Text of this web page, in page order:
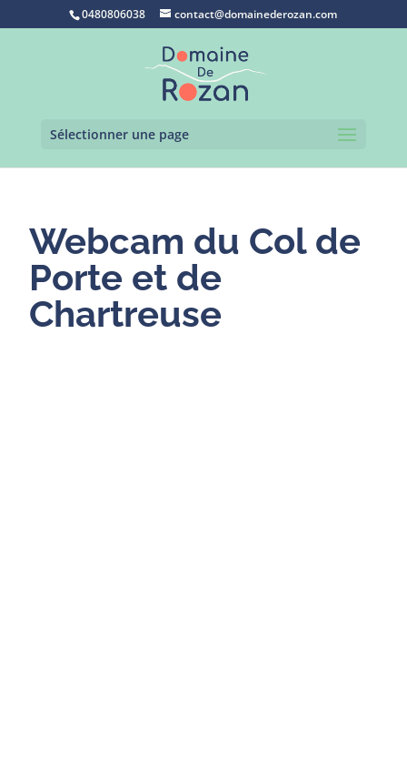
0480806038 contact@domainederozan.com
Sélectionner une page
Webcam du Col de
Porte et de
Chartreuse